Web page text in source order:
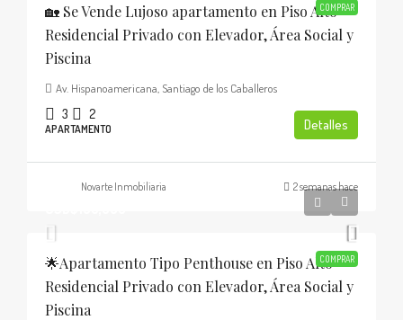
COMPRAR
🏡 Se Vende Lujoso apartamento en Piso Alto
Residencial Privado con Elevador, Área Social y
Piscina
Av. Hispanoamericana, Santiago de los Caballeros
3 2
APARTAMENTO Detalles
Novarte Inmobiliaria 2 semanas hace
COMPRAR
🌟Apartamento Tipo Penthouse en Piso Alto
Residencial Privado con Elevador, Área Social y
Piscina